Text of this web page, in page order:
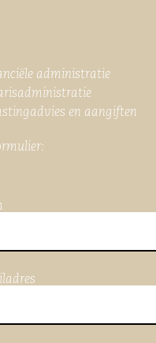
administratie
en aangiften